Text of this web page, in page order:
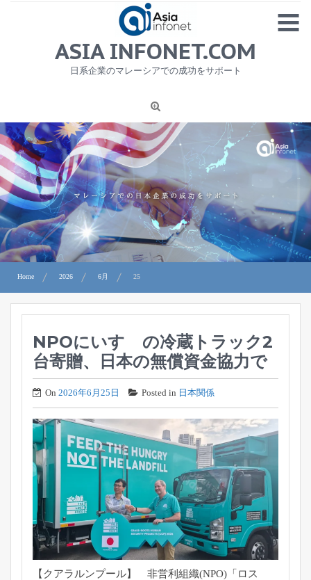
MENU
1
ニュース
労務サービス
プライバシーポリシー及び著作権について
お問合せ
ASIA INFONET.COM
日系企業のマレーシアでの成功をサポート
Home 2026 6月 25
NPOにいすゞの冷蔵トラック2
台寄贈、日本の無償資金協力で
On 2026年6月25日 Posted in 日本関係
【クアラルンプール】 非営利組織(NPO)「ロス